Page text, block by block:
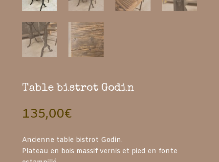
Table bistrot Godin
135,00€
Ancienne table bistrot Godin.
Plateau en bois massif vernis et pied en fonte